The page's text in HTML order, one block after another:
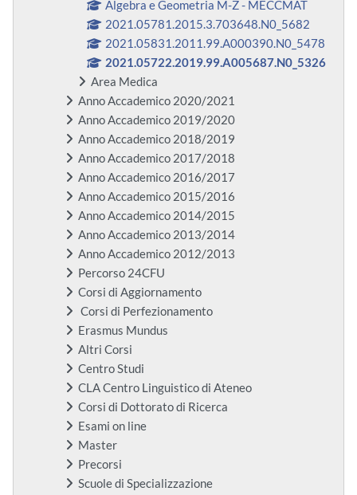
Algebra e Geometria M-Z - MECCMAT
2021.05781.2015.3.703648.N0_5682
2021.05831.2011.99.A000390.N0_5478
2021.05722.2019.99.A005687.N0_5326
Area Medica
Anno Accademico 2020/2021
Anno Accademico 2019/2020
Anno Accademico 2018/2019
Anno Accademico 2017/2018
Anno Accademico 2016/2017
Anno Accademico 2015/2016
Anno Accademico 2014/2015
Anno Accademico 2013/2014
Anno Accademico 2012/2013
Percorso 24CFU
Corsi di Aggiornamento
Corsi di Perfezionamento
Erasmus Mundus
Altri Corsi
Centro Studi
CLA Centro Linguistico di Ateneo
Corsi di Dottorato di Ricerca
Esami on line
Master
Precorsi
Scuole di Specializzazione